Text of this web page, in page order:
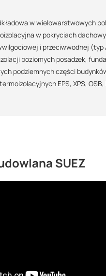
w wielowarstwowych
w pokryciach
i przeciwwodnej (typ
poziomych posadzek,
podziemnych części
EPS, XPS, OSB,
SUEZ